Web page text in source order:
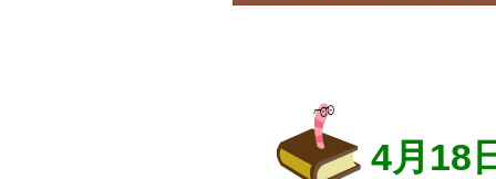
4月18